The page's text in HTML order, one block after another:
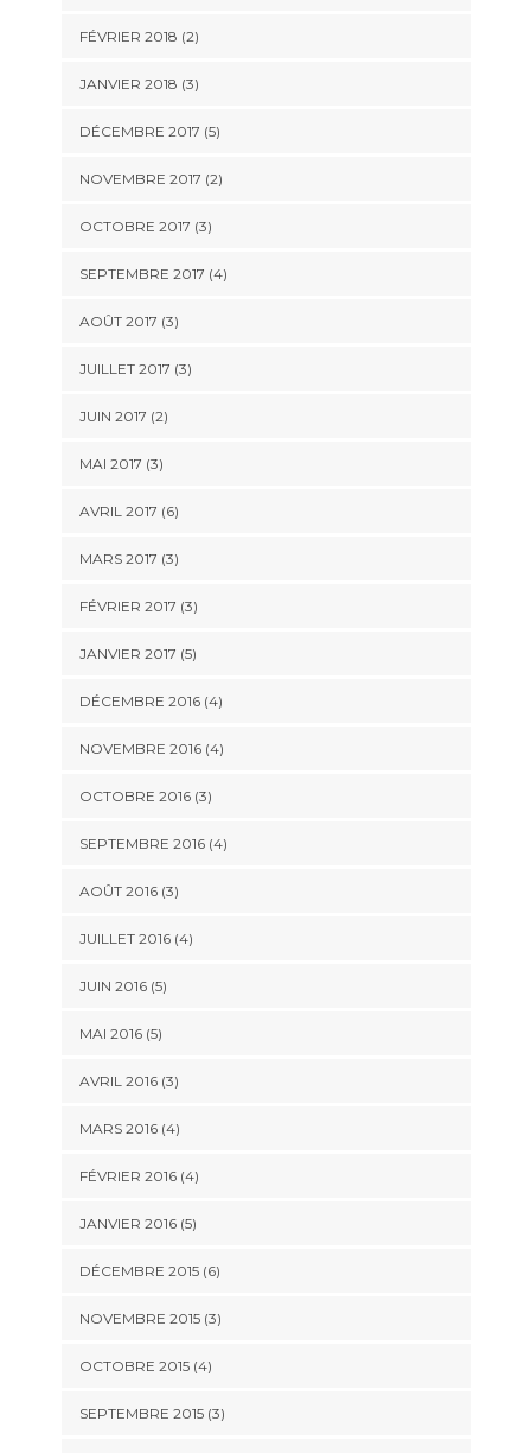
FÉVRIER 2018 (2)
JANVIER 2018 (3)
DÉCEMBRE 2017 (5)
NOVEMBRE 2017 (2)
OCTOBRE 2017 (3)
SEPTEMBRE 2017 (4)
AOÛT 2017 (3)
JUILLET 2017 (3)
JUIN 2017 (2)
MAI 2017 (3)
AVRIL 2017 (6)
MARS 2017 (3)
FÉVRIER 2017 (3)
JANVIER 2017 (5)
DÉCEMBRE 2016(4)
NOVEMBRE 2016(4)
OCTOBRE 2016(3)
SEPTEMBRE 2016(4)
AOÛT 2016(3)
JUILLET 2016(4)
JUIN 2016(5)
MAI 2016(5)
AVRIL 2016(3)
MARS 2016(4)
FÉVRIER 2016(4)
JANVIER 2016(5)
DÉCEMBRE 2015(6)
NOVEMBRE 2015(3)
OCTOBRE 2015(4)
SEPTEMBRE 2015(3)